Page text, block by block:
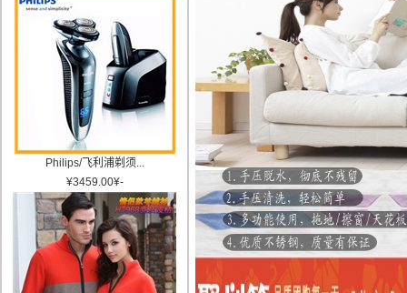
Philips/飞利浦剃须...
¥3459.00¥-